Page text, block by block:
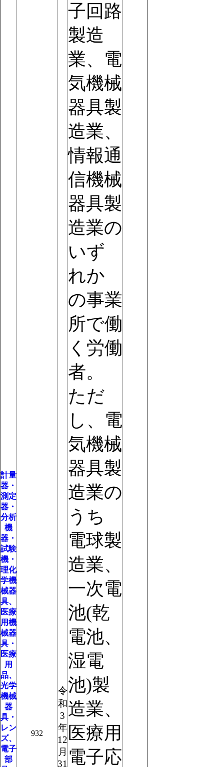
計量
器・
測定
器・
分析
機
器・
試験
機・
理化
学機
械器
具、
医療
用機
械器
具・
医療
用
品、
光学
機械
器
具・
レン
ズ、
電子
部
932
令
和
3
年
12
月
31
子回路
製造
業、電
気機械
器具製
造業、
情報通
信機械
器具製
造業の
いず
れか
の事業
所で働
く労働
者。
ただ
し、電
気機械
器具製
造業の
うち
電球製
造業、
一次電
池(乾
電池、
湿電
池)製
造業、
医療用
電子応